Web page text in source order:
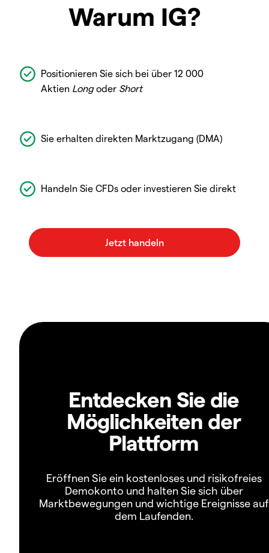
Warum IG?
Positionieren Sie sich bei über 12 000
Aktien Longoder Short
Sie erhalten direkten Marktzugang (DMA)
Handeln Sie CFDs oder investieren Sie direkt
Entdecken Sie die
Möglichkeiten der
Plattform
Eröffnen Sie ein kostenloses und risikofreies
Demokonto und halten Sie sich über
Marktbewegungen und wichtige Ereignisse auf
dem Laufenden.